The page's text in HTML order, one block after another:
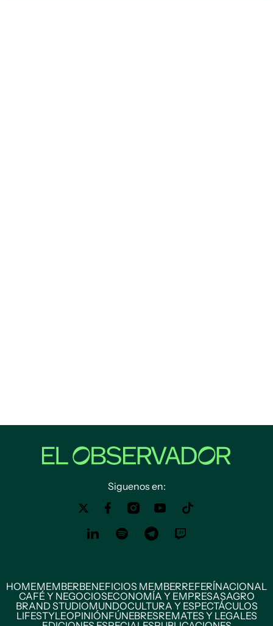
Siguenos en:
HOMEMEMBERBENEFICIOS MEMBERREFERÍNACIONAL
CAFÉ Y NEGOCIOSECONOMÍA Y EMPRESASAGRO
BRAND STUDIOMUNDOCULTURA Y ESPECTÁCULOS
LIFESTYLEOPINIÓNFÚNEBRESREMATES Y LEGALES